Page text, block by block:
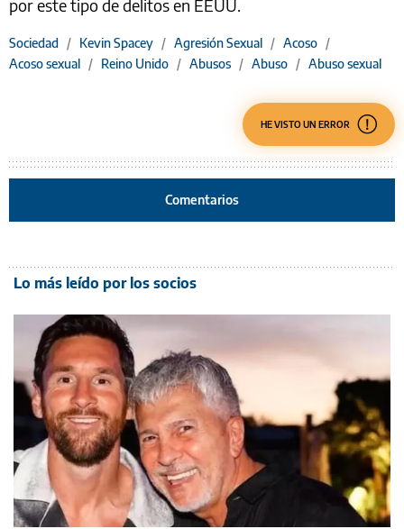
por este tipo de delitos en EEUU.
Sociedad / Kevin Spacey / Agresión Sexual / Acoso /
Acoso sexual / Reino Unido / Abusos / Abuso / Abuso sexual
HE VISTO UN ERROR
Comentarios
Lo más leído por los socios